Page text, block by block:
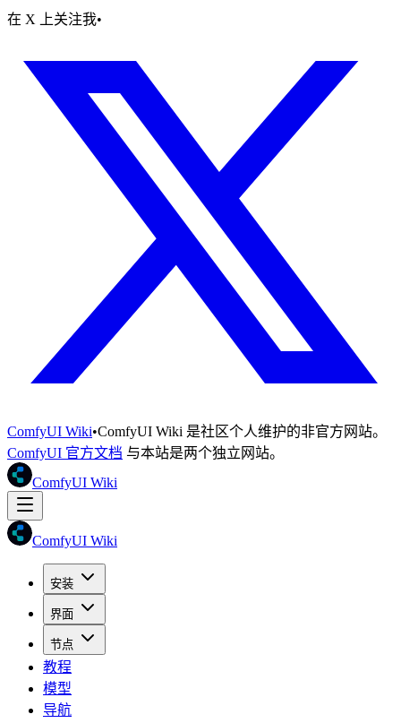
在 X 上关注我•
ComfyUI Wiki•ComfyUI Wiki 是社区个人维护的非官方网站。
ComfyUI 官方文档 与本站是两个独立网站。
ComfyUI Wiki
ComfyUI Wiki
安装
界面
节点
教程
模型
导航